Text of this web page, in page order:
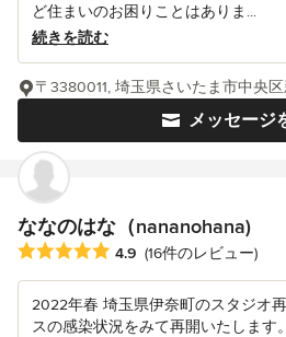
ど住まいのお困りことはありま...
続きを読む
メッセージ
〒3380011, 埼玉県さいたま市中央
ななのはな（nananohana)
平均評価：5つ星中 星4.9
4.9 (16件のレビュー)
2022年春 埼玉県伊奈町のスタジオ
スの感染状況をみて再開いたします